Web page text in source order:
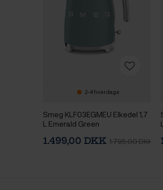
2-4 hverdage
Smeg KLF03EGMEU Elkedel 1,7
L Emerald Green
1.499,00 DKK 1.795,00 DKK